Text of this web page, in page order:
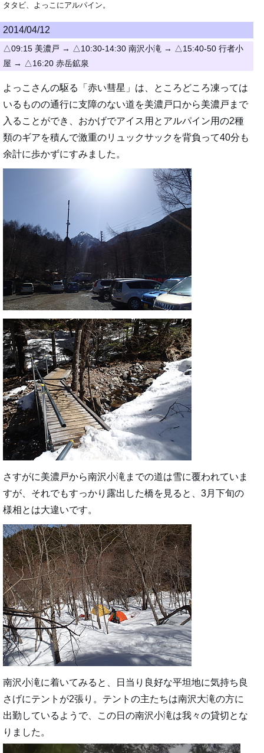
タタビ、よっこにアルパイン。
2014/04/12
△09:15 美濃戸 → △10:30-14:30 南沢小滝 → △15:40-50 行者小
屋 → △16:20 赤岳鉱泉
よっこさんの駆る「赤い彗星」は、ところどころ凍っては
いるものの通行に支障のない道を美濃戸口から美濃戸まで
入ることができ、おかげでアイス用とアルパイン用の2種
類のギアを積んで激重のリュックサックを背負って40分も
余計に歩かずにすみました。
さすがに美濃戸から南沢小滝までの道は雪に覆われていま
すが、それでもすっかり露出した橋を見ると、3月下旬の
様相とは大違いです。
南沢小滝に着いてみると、日当り良好な平坦地に気持ち良
さげにテントが2張り。テントの主たちは南沢大滝の方に
出勤しているようで、この日の南沢小滝は我々の貸切とな
りました。